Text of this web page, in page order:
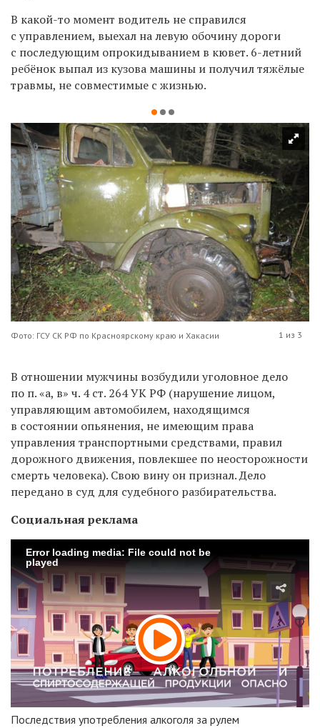
В какой-то момент водитель не справился
с управлением, выехал на левую обочину дороги
с последующим опрокидыванием в кювет. 6-летний
ребёнок выпал из кузова машины и получил тяжёлые
травмы, не совместимые с жизнью.
Фото: ГСУ СК РФ по Красноярскому краю и Хакасии 1 из 3
В отношении мужчины возбудили уголовное дело
по п. «а, в» ч. 4 ст. 264 УК РФ (нарушение лицом,
управляющим автомобилем, находящимся
в состоянии опьянения, не имеющим права
управления транспортными средствами, правил
дорожного движения, повлекшее по неосторожности
смерть человека). Свою вину он признал. Дело
передано в суд для судебного разбирательства.
Социальная реклама
Error loading media: File could not be
played
Последствия употребления алкоголя за рулем